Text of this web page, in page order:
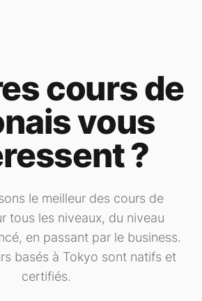
cours de
vous
?
le meilleur des cours de
tous les niveaux, du niveau
en passant par le business.
basés à Tokyo sont natifs et
certifiés.